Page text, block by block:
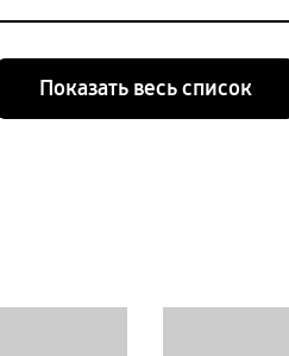
Показать весь список